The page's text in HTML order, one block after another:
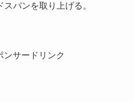
パンを取り上げる。
ンサードリンク